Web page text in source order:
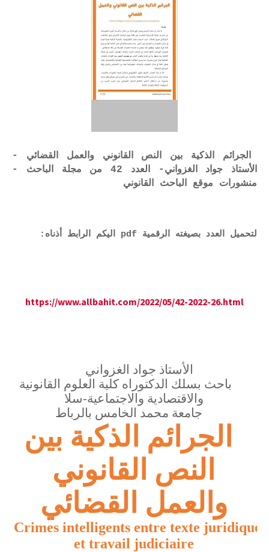
الجرائم الذكية بين النص القانوني والعمل القضائي -
الأستاذ جواد الغزواني- العدد 42 من مجلة الباحث -
منشورات موقع الباحث القانوني
لتحميل العدد بصيغته الرقمية pdf اليكم الرابط أذناه:
https://www.allbahit.com/2022/05/42-2022-26.html
الأستاذ جواد الغزواني
باحث بسلك الدكتوراه كلية العلوم القانونية
والاقتصادية والاجتماعية-سلا
جامعة محمد الخامس بالرباط
الجرائم الذكية بين
النص القانوني
والعمل القضائي
Crimes intelligents entre texte juridique
et travail judiciaire